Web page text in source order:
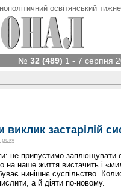
освітянський
№ 32 (489) 1 - 7 серпня
застарілій
не припустимо заплющувати
наше життя вистачить і
нинішнє суспільство.
а й діяти по-новому.